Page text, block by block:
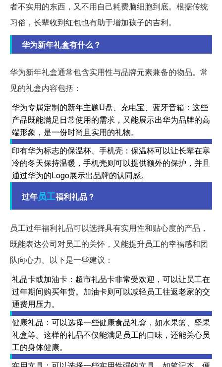
者不实用的东西，又不用自己耗费脑细胞到底。根据传统
习俗，长辈收到红包也有助于增加孩子的吉利。
华为新年礼盒有什么？
华为新年礼盒通常包含实用性与品牌元素兼备的物品。常
见的礼盒内容包括：
华为专属定制的新年主题U盘、充电宝、蓝牙音箱：这些
产品既能满足日常使用的需求，又能展示出华为品牌的高
端形象，是一份时尚且实用的礼物。
印有华为标志的保温杯、手机壳：保温杯可以让长辈在寒
冷的冬天保持温暖，手机壳则可以提供额外的保护，并且
通过华为的Logo展示出品牌的认同感。
过年员工福利礼品？
员工过年福利礼品可以选择具有实用性和贴心度的产品，
既能表达公司对员工的关怀，又能提升员工的幸福感和团
队向心力。以下是一些建议：
礼品卡或加油卡：超市礼品卡非常受欢迎，可以让员工在
过年期间购买年货。加油卡则可以减轻员工往返老家的交
通费用压力。
健康礼品：可以选择一些健康食品礼盒，如水果篮、坚果
礼盒等。这样的礼品不仅能满足员工的口味，还能关心员
工的身体健康。